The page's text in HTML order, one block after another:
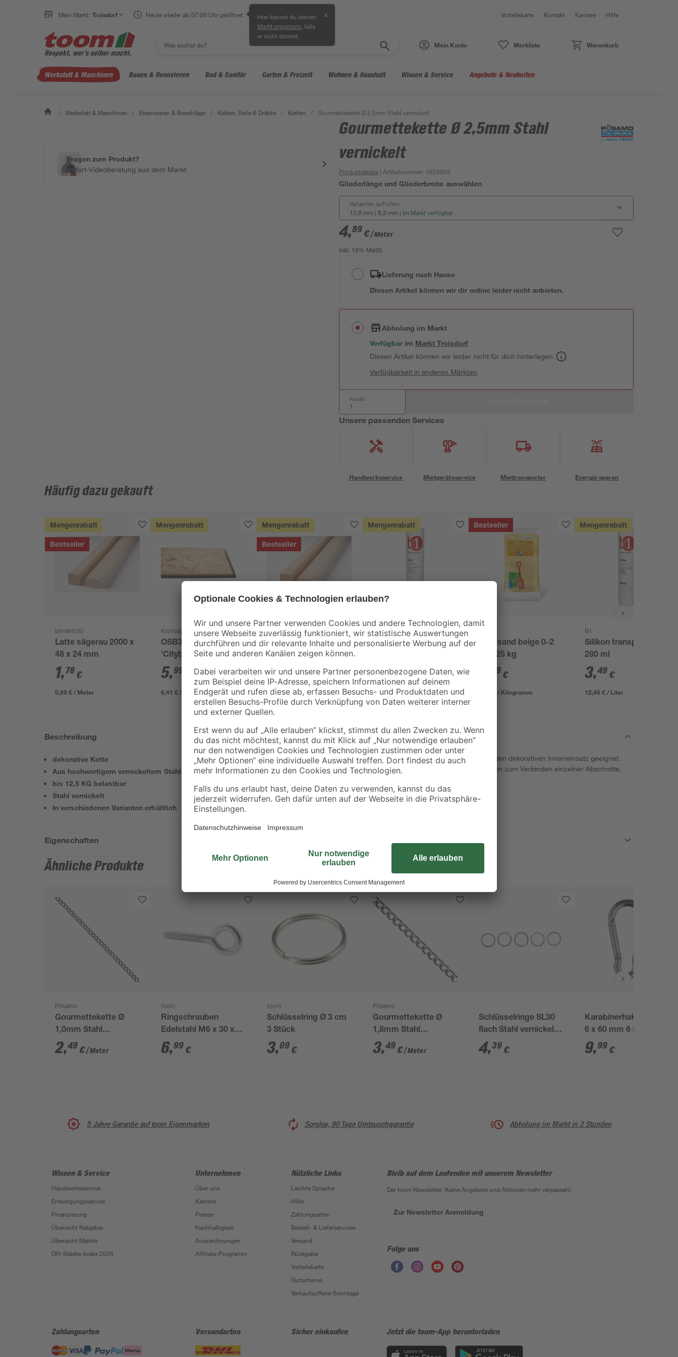
Mein Markt: Troisdorf Heute wieder ab 07:00 Uhr geöffnet Hier kannst du deinen
Markt anpassen , falls
er nicht stimmt.
✕ Vorteilskarte Kontakt Karriere Hilfe
Mein Konto Merkliste Warenkorb
Werkstatt & Maschinen Bauen & Renovieren Bad & Sanitär Garten & Freizeit Wohnen & Haushalt Wissen & Service Angebote & Neuheiten
/ Werkstatt & Maschinen / Eisenwaren & Beschläge / Ketten, Seile & Drähte / Ketten / Gourmettekette Ø 2,5mm Stahl vernickelt
Fragen zum Produkt?
Sofort-Videoberatung aus dem Markt
Gourmettekette Ø 2,5mm Stahl
vernickelt
Produktdetails | Artikelnummer: 1630003
Gliederlänge und Gliederbreite auswählen
Varianten aufrufen:
12,8 mm | 8,3 mm | Im Markt verfügbar
4,89 €/ Meter
inkl. 19% MwSt.
Lieferung nach Hause
Diesen Artikel können wir dir online leider nicht anbieten.
Abholung im Markt
Verfügbar im MarktTroisdorf
Diesen Artikel können wir leider nicht für dich hinterlegen.
Verfügbarkeit in anderen Märkten
Anzahl:
Unsere passenden Services
Handwerksservice Mietgeräteservice Miettransporter Energie sparen
Häufig dazu gekauft
Mengenrabatt
Bestseller
binderholz
Latte sägerau 2000 x
48 x 24 mm
1,78 €
0,89 € / Meter
Mengenrabatt
Kronospan
OSB3-Verlegeplatte
'Cityboard'
ungeschliffen 1690 x
634 x 12 mm
5,99
/ m²
6,41 € / Pack
Mengenrabatt
Bestseller
binderholz
Latte gehobelt 2000 x
44 x 24 mm
3,98€
1,99 € / Meter
Mengenrabatt
B1
Acryl weiß 280 ml
1,99€
7,11 € / Liter
Bestseller
Spielsand beige 0-2
mm 25 kg
29 €
0,13 € / Kilogramm
Mengenrabatt
B1
Silikon transparent
280 ml
3,49 €
12,46 € / Liter
Beschreibung
dekorative Kette
Aus hochwertigem vernickeltem Stahl
bis 12,5 KG belastbar
Stahl vernickelt
In verschiedenen Varianten erhältlich
Die Glieder dieser Kette sind ungeschweißt; für den dekorativen Inneneinsatz geeignet.
Kettenglieder können auf- und zugebogen werden zum Verbinden einzelner Abschnitte.
Eigenschaften
Ähnliche Produkte
Pösamo
Gourmettekette Ø
1,0mm Stahl
vernickelt
2,49 €/ Meter
toom
Ringschrauben
Edelstahl M6 x 30 x
10 mm 4 Stück
6,99 €
toom
Schlüsselring Ø 3 cm
3 Stück
3,09 €
Pösamo
Gourmettekette Ø
1,8mm Stahl
vernickelt
3,49 €/ Meter
Schlüsselringe SL30
flach Stahl vernickelt
5 Stück
4,39 €
Karabinerhaken Eisen
6 x 60 mm 6 Stück
9,99 €
5 Jahre Garantie auf toom Eigenmarken Sorglos, 90 Tage Umtauschgarantie Abholung im Markt in 2 Stunden
Wissen & Service
Handwerksservice
Entsorgungsservice
Finanzierung
Übersicht Ratgeber
Übersicht Märkte
DIY-Städte-Index 2026
Unternehmen
Über uns
Karriere
Presse
Nachhaltigkeit
Auszeichnungen
Affiliate-Programm
Nützliche Links
Leichte Sprache
Hilfe
Zahlungsarten
Bestell- & Lieferservices
Versand
Rückgabe
Vorteilskarte
Gutscheine
Verkaufsoffene Sonntage
Bleib auf dem Laufenden mit unserem Newsletter
Der toom Newsletter: Keine Angebote und Aktionen mehr verpassen!
Zur Newsletter Anmeldung
Folge uns
Zahlungsarten Versandarten Sicher einkaufen Jetzt die toom-App herunterladen